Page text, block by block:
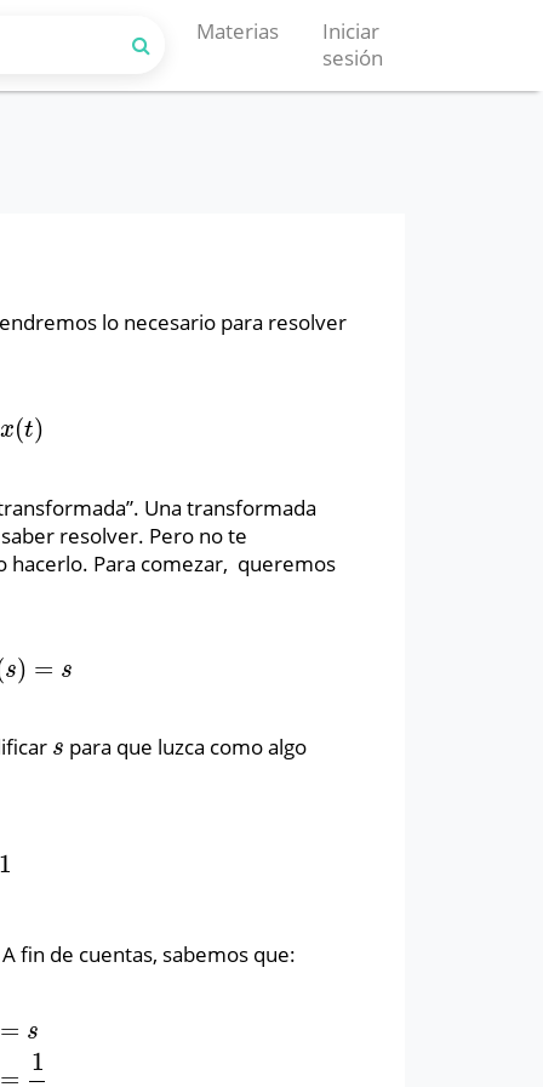
Materias
Iniciar
sesión
lo necesario para resolver
x(t)
t)
Una transformada
resolver. Pero no te
hacerlo. Para comezar, queremos
s) = s
=s
s
s para que luzca como algo
1
fin de cuentas, sabemos que:
= s
=
1
1